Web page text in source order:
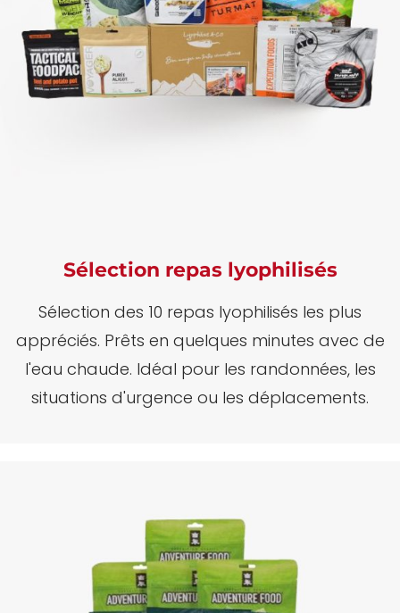
Sélection repas lyophilisés
Sélection des 10 repas lyophilisés les plus
appréciés. Prêts en quelques minutes avec de
l'eau chaude. Idéal pour les randonnées, les
situations d'urgence ou les déplacements.